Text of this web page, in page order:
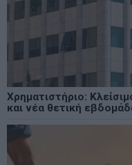
Χρηματιστήριο:
και νέα θετική